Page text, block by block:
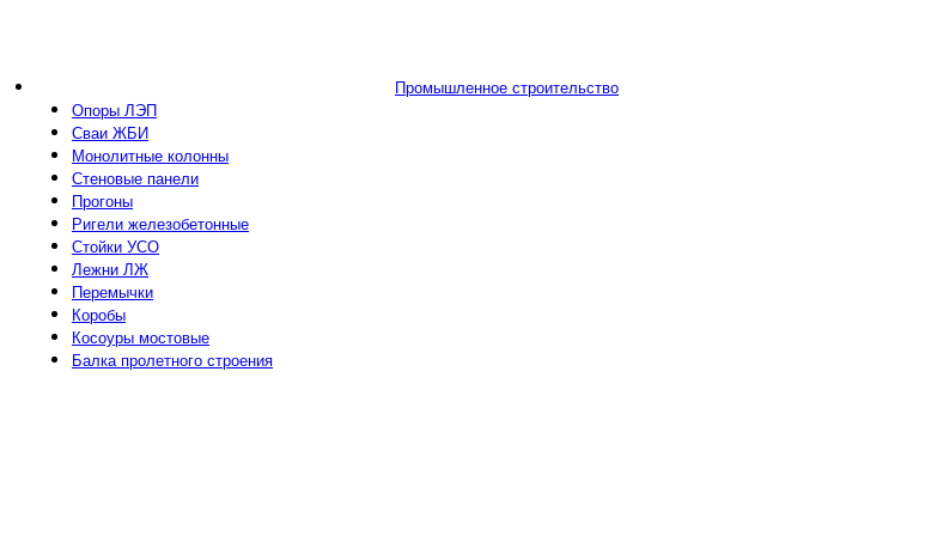
Промышленное строительство
Опоры ЛЭП
Сваи ЖБИ
Монолитные колонны
Стеновые панели
Прогоны
Ригели железобетонные
Стойки УСО
Лежни ЛЖ
Перемычки
Коробы
Косоуры мостовые
Балка пролетного строения